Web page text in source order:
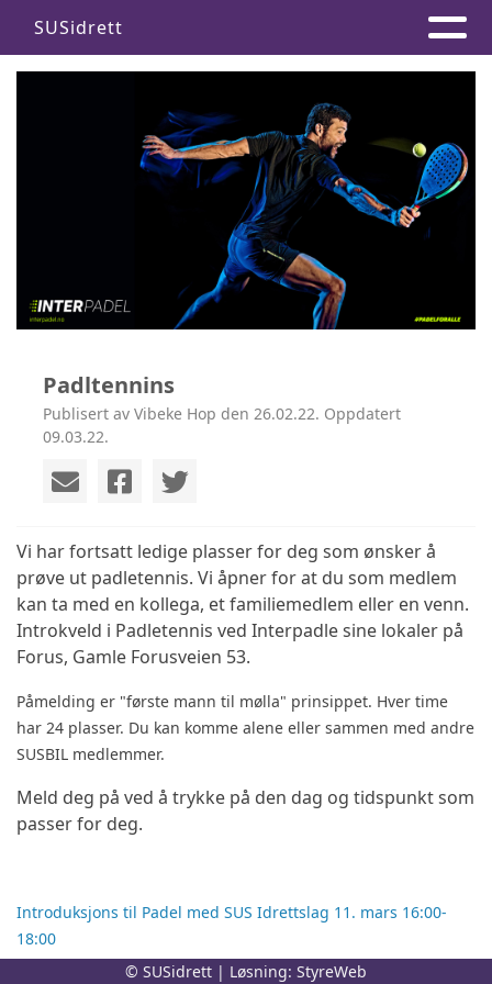
SUSidrett
Padltennins
Publisert av Vibeke Hop den 26.02.22. Oppdatert
09.03.22.
Vi har fortsatt ledige plasser for deg som ønsker å
prøve ut padletennis. Vi åpner for at du som medlem
kan ta med en kollega, et familiemedlem eller en venn.
Introkveld i Padletennis ved Interpadle sine lokaler på
Forus, Gamle Forusveien 53.
Påmelding er "første mann til mølla" prinsippet. Hver time
har 24 plasser. Du kan komme alene eller sammen med andre
SUSBIL medlemmer.
Meld deg på ved å trykke på den dag og tidspunkt som
passer for deg.
Introduksjons til Padel med SUS Idrettslag 11. mars 16:00-
18:00
© SUSidrett | Løsning: StyreWeb